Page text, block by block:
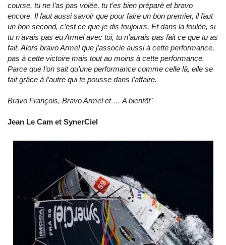
course, tu ne l’as pas volée, tu t’es bien préparé et bravo
encore. Il faut aussi savoir que pour faire un bon premier, il faut
un bon second, c’est ce que je dis toujours. Et dans la foulée, si
tu n’avais pas eu Armel avec toi, tu n’aurais pas fait ce que tu as
fait. Alors bravo Armel que j’associe aussi à cette performance,
pas à cette victoire mais tout au moins à cette performance.
Parce que l’on sait qu’une performance comme celle là, elle se
fait grâce à l’autre qui te pousse dans l’affaire.
Bravo François, Bravo Armel et … A bientôt"
Jean Le Cam et SynerCiel